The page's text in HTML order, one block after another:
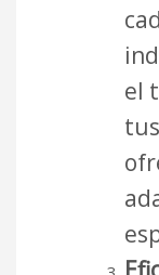
el